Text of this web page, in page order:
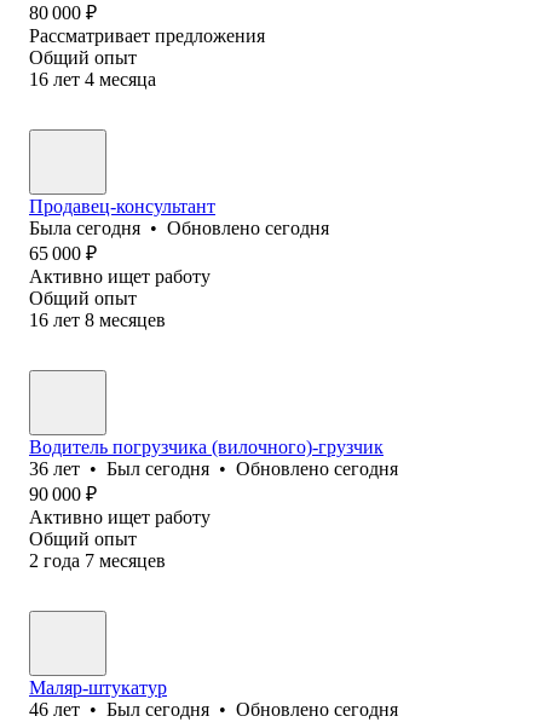
80 000 ₽
Рассматривает предложения
Общий опыт
16 лет 4 месяца
Продавец-консультант
Была сегодня • Обновлено сегодня
65 000 ₽
Активно ищет работу
Общий опыт
16 лет 8 месяцев
Водитель погрузчика (вилочного)-грузчик
36 лет • Был сегодня • Обновлено сегодня
90 000 ₽
Активно ищет работу
Общий опыт
2 года 7 месяцев
Маляр-штукатур
46 лет • Был сегодня • Обновлено сегодня